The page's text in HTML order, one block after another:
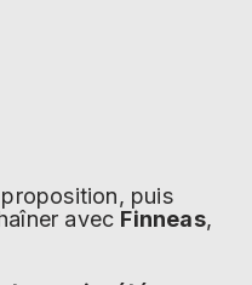
puis
avec Finneas,